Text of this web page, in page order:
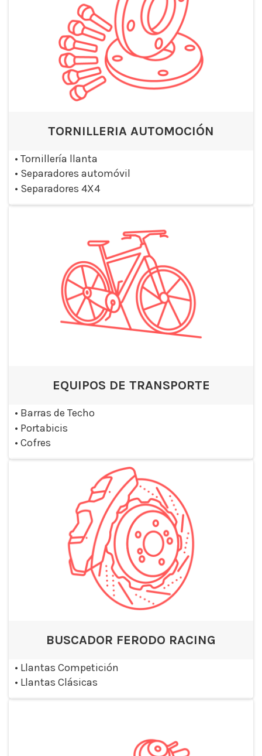
TORNILLERIA AUTOMOCIÓN
• Tornillería llanta
• Separadores automóvil
• Separadores 4X4
EQUIPOS DE TRANSPORTE
• Barras de Techo
• Portabicis
• Cofres
BUSCADOR FERODO RACING
• Llantas Competición
• Llantas Clásicas